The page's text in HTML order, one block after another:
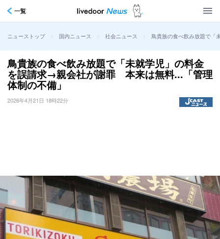
一覧
ニューストップ > 国内ニュース > 社会ニュース > 鳥貴族の食べ飲み放題で
鳥貴族の食べ飲み放題で「未就学児」の料金
を誤請求→親会社が謝罪 本来は無料...「管理
体制の不備」
2026年4月21日 18時22分